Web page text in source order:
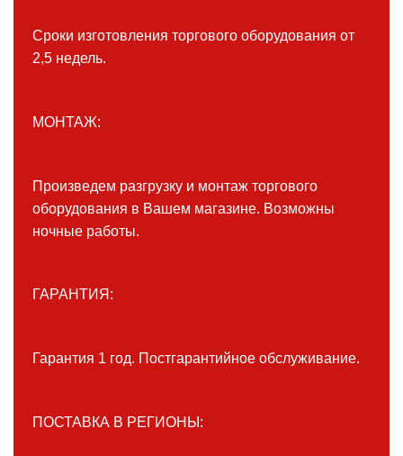
Сроки изготовления торгового оборудования от
2,5 недель.
МОНТАЖ:
Произведем разгрузку и монтаж торгового
оборудования в Вашем магазине. Возможны
ночные работы.
ГАРАНТИЯ:
Гарантия 1 год. Постгарантийное обслуживание.
ПОСТАВКА В РЕГИОНЫ: